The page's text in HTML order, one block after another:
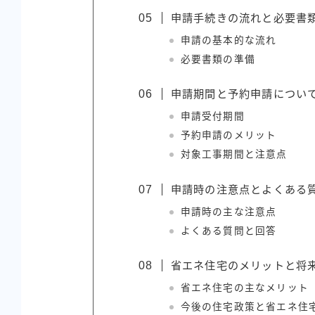
申請手続きの流れと必要書
申請の基本的な流れ
必要書類の準備
申請期間と予約申請につい
申請受付期間
予約申請のメリット
対象工事期間と注意点
申請時の注意点とよくある
申請時の主な注意点
よくある質問と回答
省エネ住宅のメリットと将
省エネ住宅の主なメリット
今後の住宅政策と省エネ住